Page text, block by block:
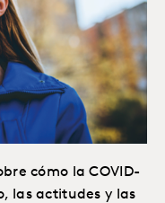
cómo la COVID-
las actitudes y las